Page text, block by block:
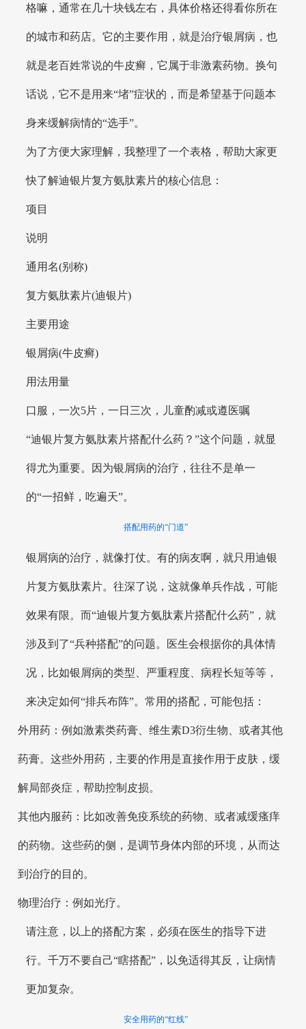
格嘛，通常在几十块钱左右，具体价格还得看你所在
的城市和药店。它的主要作用，就是治疗银屑病，也
就是老百姓常说的牛皮癣，它属于非激素药物。换句
话说，它不是用来“堵”症状的，而是希望基于问题本
身来缓解病情的“选手”。
为了方便大家理解，我整理了一个表格，帮助大家更
快了解迪银片复方氨肽素片的核心信息：
项目
说明
通用名(别称)
复方氨肽素片(迪银片)
主要用途
银屑病(牛皮癣)
用法用量
口服，一次5片，一日三次，儿童酌减或遵医嘱
“迪银片复方氨肽素片搭配什么药？”这个问题，就显
得尤为重要。因为银屑病的治疗，往往不是单一
的“一招鲜，吃遍天”。
搭配用药的“门道”
银屑病的治疗，就像打仗。有的病友啊，就只用迪银
片复方氨肽素片。往深了说，这就像单兵作战，可能
效果有限。而“迪银片复方氨肽素片搭配什么药”，就
涉及到了“兵种搭配”的问题。医生会根据你的具体情
况，比如银屑病的类型、严重程度、病程长短等等，
来决定如何“排兵布阵”。常用的搭配，可能包括：
外用药：例如激素类药膏、维生素D3衍生物、或者其他
药膏。这些外用药，主要的作用是直接作用于皮肤，缓
解局部炎症，帮助控制皮损。
其他内服药：比如改善免疫系统的药物、或者减缓瘙痒
的药物。这些药的侧，是调节身体内部的环境，从而达
到治疗的目的。
物理治疗：例如光疗。
请注意，以上的搭配方案，必须在医生的指导下进
行。千万不要自己“瞎搭配”，以免适得其反，让病情
更加复杂。
安全用药的“红线”